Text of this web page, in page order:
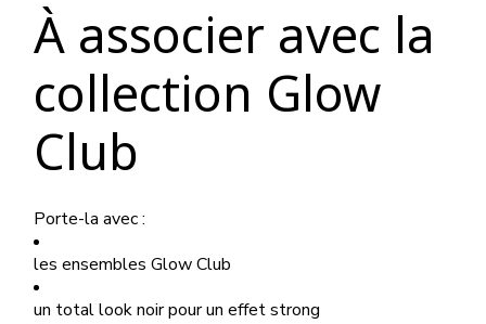
À associer avec la
collection Glow
Club
Porte-la avec :
les ensembles Glow Club
un total look noir pour un effet strong